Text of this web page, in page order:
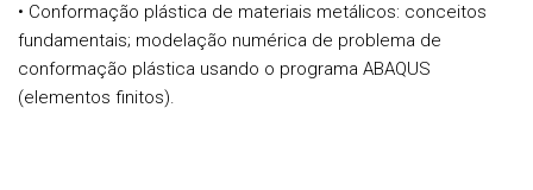
• Conformação plástica de materiais metálicos: conceitos
fundamentais; modelação numérica de problema de
conformação plástica usando o programa ABAQUS
(elementos finitos).